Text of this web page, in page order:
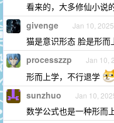
看来的，大多修仙小说
givenge Jan 10, 2025
猫是意识形态 脸是形而
processzzp Jan 10,
形而上学，不行退学
sunzhuo Jan 10,
数学公式也是一种形而